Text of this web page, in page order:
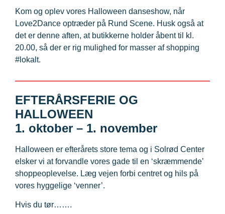
Kom og oplev vores Halloween danseshow, når
Love2Dance optræder på Rund Scene. Husk også at
det er denne aften, at butikkerne holder åbent til kl.
20.00, så der er rig mulighed for masser af shopping
#lokalt.
EFTERÅRSFERIE OG
HALLOWEEN
1. oktober – 1. november
Halloween er efterårets store tema og i Solrød Center
elsker vi at forvandle vores gade til en ‘skræmmende’
shoppeoplevelse. Læg vejen forbi centret og hils på
vores hyggelige ‘venner’.
Hvis du tør…….